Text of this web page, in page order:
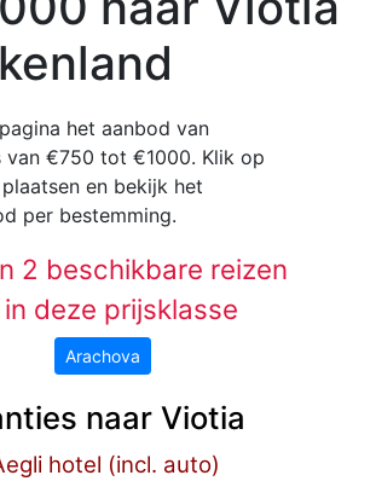
het aanbod van
van €750 tot €1000. Klik op
en bekijk het
per bestemming.
2 beschikbare reizen
deze prijsklasse
Arachova
naar Viotia
hotel (incl. auto)